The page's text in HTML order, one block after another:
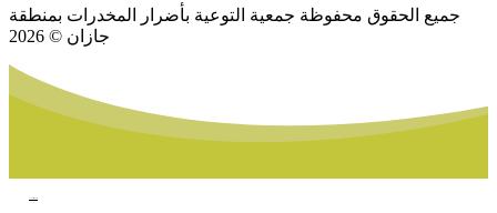
جميع الحقوق محفوظة جمعية التوعية بأضرار المخدرات بمنطقة
جازان © 2026